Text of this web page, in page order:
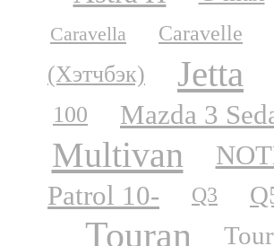
Caravella Caravelle
(Хэтчбэк)
Jetta
100 Mazda 3
Multivan
Patrol 10- Q3
Touran